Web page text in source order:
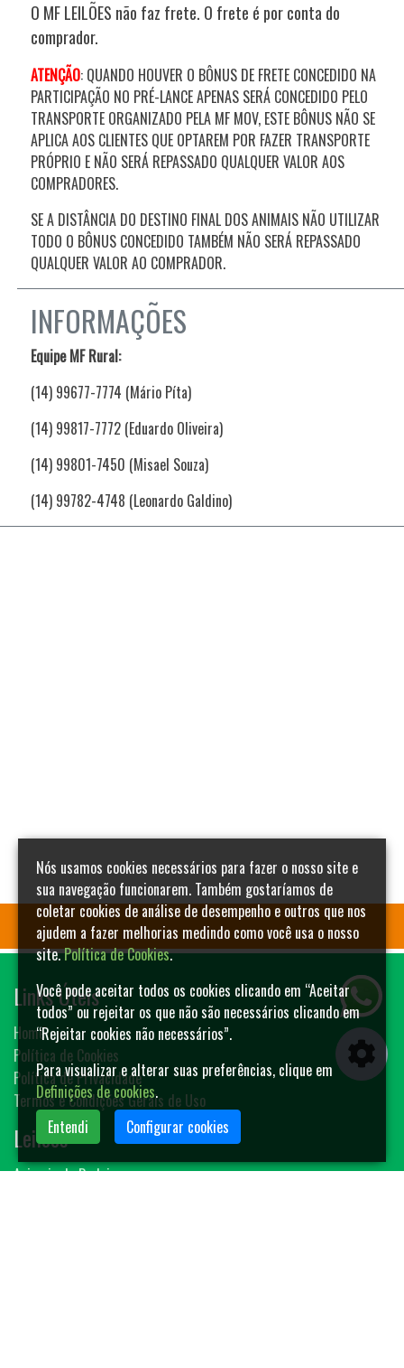
O MF LEILÕES não faz frete. O frete é por conta do
comprador.
ATENÇÃO: QUANDO HOUVER O BÔNUS DE FRETE CONCEDIDO NA
PARTICIPAÇÃO NO PRÉ-LANCE APENAS SERÁ CONCEDIDO PELO
TRANSPORTE ORGANIZADO PELA MF MOV, ESTE BÔNUS NÃO SE
APLICA AOS CLIENTES QUE OPTAREM POR FAZER TRANSPORTE
PRÓPRIO E NÃO SERÁ REPASSADO QUALQUER VALOR AOS
COMPRADORES.
SE A DISTÂNCIA DO DESTINO FINAL DOS ANIMAIS NÃO UTILIZAR
TODO O BÔNUS CONCEDIDO TAMBÉM NÃO SERÁ REPASSADO
QUALQUER VALOR AO COMPRADOR.
INFORMAÇÕES
Equipe MF Rural:
(14) 99677-7774 (Mário Píta)
(14) 99817-7772 (Eduardo Oliveira)
(14) 99801-7450 (Misael Souza)
(14) 99782-4748 (Leonardo Galdino)
Links Úteis
Home
Política de Cookies
Política de Privacidade
Termos e Condições Gerais de Uso
Leilões
Animais de Rodeio
Nós usamos cookies necessários para fazer o nosso site e
sua navegação funcionarem. Também gostaríamos de
coletar cookies de análise de desempenho e outros que nos
ajudem a fazer melhorias medindo como você usa o nosso
site.Política de Cookies.
Você pode aceitar todos os cookies clicando em “Aceitar
todos” ou rejeitar os que não são necessários clicando em
“Rejeitar cookies não necessários”.
Para visualizar e alterar suas preferências, clique em
Definições de cookies.
Entendi
Configurar cookies